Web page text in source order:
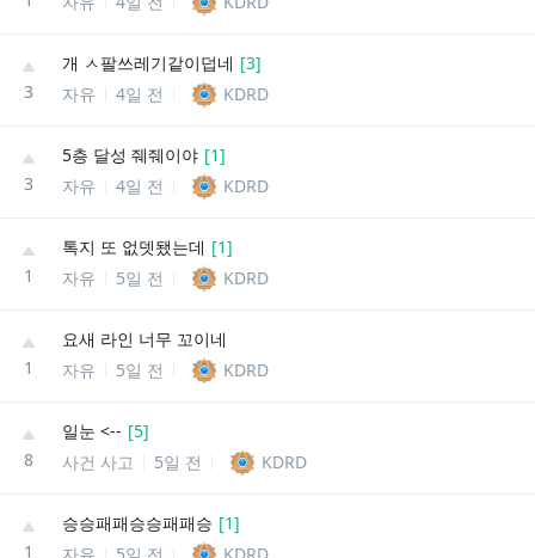
3
개 ㅅ팔쓰레기같이덥네 [3]
자유
4일 전 KDRD
3
5층 달성 줴줴이야 [1]
자유
4일 전 KDRD
1
톡지 또 없뎃됐는데 [1]
자유
5일 전 KDRD
1
요새 라인 너무 꼬이네
자유
5일 전 KDRD
8
일눈 <-- [5]
사건 사고
5일 전 KDRD
1
승승패패승승패패승 [1]
자유
5일 전 KDRD